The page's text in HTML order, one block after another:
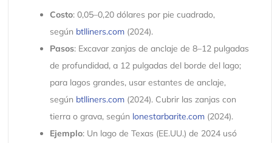
Costo: 0,05–0,20 dólares por pie cuadrado,
según btlliners.com(2024).
Pasos: Excavar zanjas de anclaje de 8–12 pulgadas
de profundidad, a 12 pulgadas del borde del lago;
para lagos grandes, usar estantes de anclaje,
según btlliners.com(2024). Cubrir las zanjas con
tierra o grava, según lonestarbarite.com(2024).
Ejemplo: Un lago de Texas (EE.UU.) de 2024 usó